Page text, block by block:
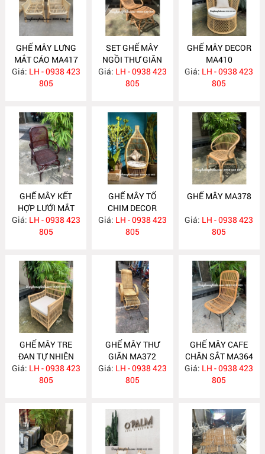
GHẾ MÂY LƯNG
MẮT CÁO MA417
Giá: LH - 0938 423
805
SET GHẾ MÂY
NGỒI THƯ GIÃN
MA416
Giá: LH - 0938 423
805
GHẾ MÂY DECOR
MA410
Giá: LH - 0938 423
805
GHẾ MÂY KẾT
HỢP LƯỚI MẮT
CÁO MA400
Giá: LH - 0938 423
805
GHẾ MÂY TỔ
CHIM DECOR
MA395
Giá: LH - 0938 423
805
GHẾ MÂY MA378
Giá: LH - 0938 423
805
GHẾ MÂY TRE
ĐAN TỰ NHIÊN
MA377
Giá: LH - 0938 423
805
GHẾ MÂY THƯ
GIÃN MA372
Giá: LH - 0938 423
805
GHẾ MÂY CAFE
CHÂN SẮT MA364
Giá: LH - 0938 423
805